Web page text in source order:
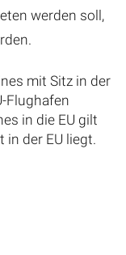
werden soll,
mit Sitz in der
Flughafen
in die EU gilt
in der EU liegt.